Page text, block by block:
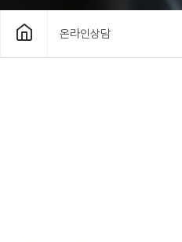
온라인상담